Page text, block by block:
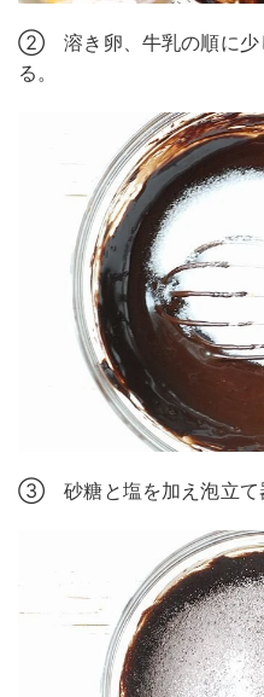
② 溶き卵、牛乳の順に少
る。
➂ 砂糖と塩を加え泡立て